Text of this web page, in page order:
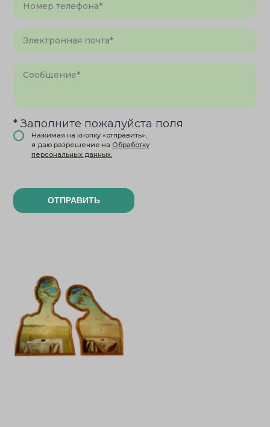
* Заполните пожалуйста поля
Нажимая на кнопку «отправить»,
я даю разрешение на Обработку
персональных данных.
ОТПРАВИТЬ